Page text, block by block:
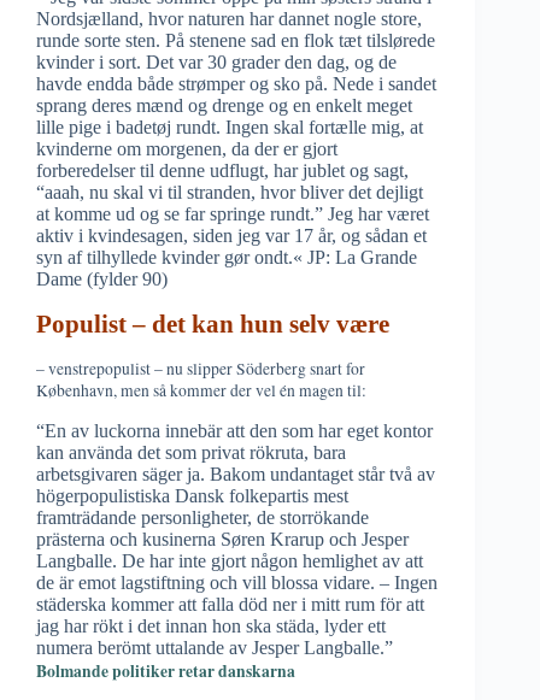
Nordsjælland, hvor naturen har dannet nogle store,
runde sorte sten. På stenene sad en flok tæt tilslørede
kvinder i sort. Det var 30 grader den dag, og de
havde endda både strømper og sko på. Nede i sandet
sprang deres mænd og drenge og en enkelt meget
lille pige i badetøj rundt. Ingen skal fortælle mig, at
kvinderne om morgenen, da der er gjort
forberedelser til denne udflugt, har jublet og sagt,
“aaah, nu skal vi til stranden, hvor bliver det dejligt
at komme ud og se far springe rundt.” Jeg har været
aktiv i kvindesagen, siden jeg var 17 år, og sådan et
syn af tilhyllede kvinder gør ondt.« JP: La Grande
Dame (fylder 90)
Populist – det kan hun selv være
– venstrepopulist – nu slipper Söderberg snart for
København, men så kommer der vel én magen til:
“En av luckorna innebär att den som har eget kontor
kan använda det som privat rökruta, bara
arbetsgivaren säger ja. Bakom undantaget står två av
högerpopulistiska Dansk folkepartis mest
framträdande personligheter, de storrökande
prästerna och kusinerna Søren Krarup och Jesper
Langballe. De har inte gjort någon hemlighet av att
de är emot lagstiftning och vill blossa vidare. – Ingen
städerska kommer att falla död ner i mitt rum för att
jag har rökt i det innan hon ska städa, lyder ett
numera berömt uttalande av Jesper Langballe.”
Bolmande politiker retar danskarna